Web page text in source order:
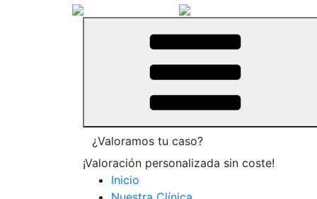
¿Valoramos tu caso?
¡Valoración personalizada sin coste!
Inicio